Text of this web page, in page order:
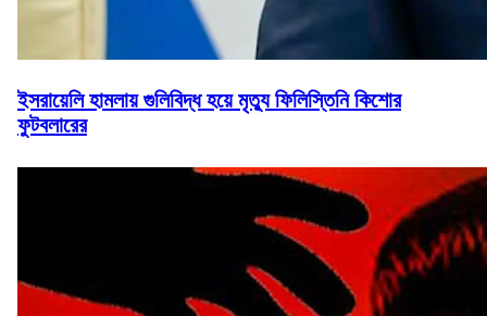
ইসরায়েলি হামলায় গুলিবিদ্ধ হয়ে মৃত্যু ফিলিস্তিনি কিশোর
ফুটবলারের